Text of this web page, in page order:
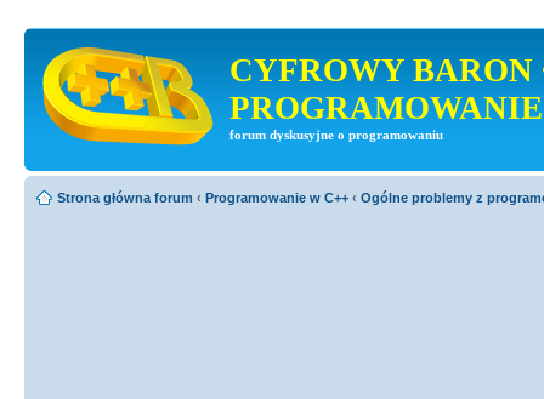
CYFROWY BARON
PROGRAMOWANIE
forum dyskusyjne o programowaniu
Strona główna forum ‹ Programowanie w C++ ‹ Ogólne problemy z